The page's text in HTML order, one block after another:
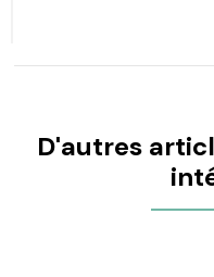
D'autres